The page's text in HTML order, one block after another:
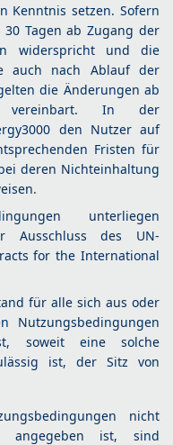
Kenntnis setzen. Sofern
Tagen ab Zugang der
widerspricht und die
auch nach Ablauf der
die Änderungen ab
vereinbart. In der
den Nutzer auf
Fristen für
deren Nichteinhaltung
unterliegen
Ausschluss des UN-
for the International
für alle sich aus oder
Nutzungsbedingungen
soweit eine solche
ist, der Sitz von
nicht
angegeben ist, sind